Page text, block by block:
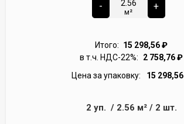
-
м²
+
Итого: 15 298,56₽
в т.ч. НДС-22%:
2 758,76₽
Цена за упаковку:
15 298,56
2 уп. / 2.56 м²/ 2 шт.